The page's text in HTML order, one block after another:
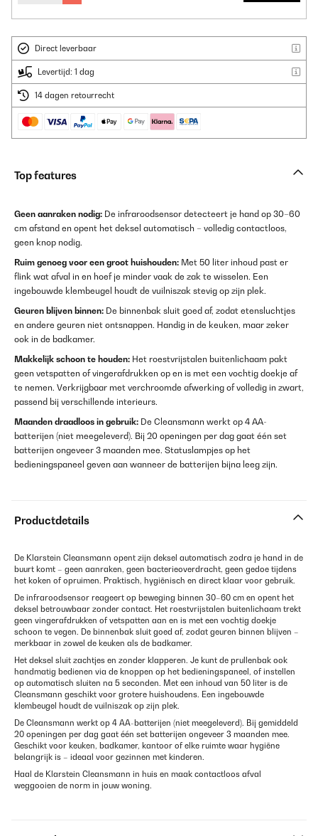
Direct leverbaar
Levertijd: 1 dag
14 dagen retourrecht
Top features
Geen aanraken nodig: De infraroodsensor detecteert je hand op 30–60
cm afstand en opent het deksel automatisch – volledig contactloos,
geen knop nodig.
Ruim genoeg voor een groot huishouden: Met 50 liter inhoud past er
flink wat afval in en hoef je minder vaak de zak te wisselen. Een
ingebouwde klembeugel houdt de vuilniszak stevig op zijn plek.
Geuren blijven binnen: De binnenbak sluit goed af, zodat etensluchtjes
en andere geuren niet ontsnappen. Handig in de keuken, maar zeker
ook in de badkamer.
Makkelijk schoon te houden: Het roestvrijstalen buitenlichaam pakt
geen vetspatten of vingerafdrukken op en is met een vochtig doekje af
te nemen. Verkrijgbaar met verchroomde afwerking of volledig in zwart,
passend bij verschillende interieurs.
Maanden draadloos in gebruik: De Cleansmann werkt op 4 AA-
batterijen (niet meegeleverd). Bij 20 openingen per dag gaat één set
batterijen ongeveer 3 maanden mee. Statuslampjes op het
bedieningspaneel geven aan wanneer de batterijen bijna leeg zijn.
Productdetails
De Klarstein Cleansmann opent zijn deksel automatisch zodra je hand in de
buurt komt – geen aanraken, geen bacterieoverdracht, geen gedoe tijdens
het koken of opruimen. Praktisch, hygiënisch en direct klaar voor gebruik.
De infraroodsensor reageert op beweging binnen 30–60 cm en opent het
deksel betrouwbaar zonder contact. Het roestvrijstalen buitenlichaam trekt
geen vingerafdrukken of vetspatten aan en is met een vochtig doekje
schoon te vegen. De binnenbak sluit goed af, zodat geuren binnen blijven –
merkbaar in zowel de keuken als de badkamer.
Het deksel sluit zachtjes en zonder klapperen. Je kunt de prullenbak ook
handmatig bedienen via de knoppen op het bedieningspaneel, of instellen
op automatisch sluiten na 5 seconden. Met een inhoud van 50 liter is de
Cleansmann geschikt voor grotere huishoudens. Een ingebouwde
klembeugel houdt de vuilniszak op zijn plek.
De Cleansmann werkt op 4 AA-batterijen (niet meegeleverd). Bij gemiddeld
20 openingen per dag gaat één set batterijen ongeveer 3 maanden mee.
Geschikt voor keuken, badkamer, kantoor of elke ruimte waar hygiëne
belangrijk is – ideaal voor gezinnen met kinderen.
Haal de Klarstein Cleansmann in huis en maak contactloos afval
weggooien de norm in jouw woning.